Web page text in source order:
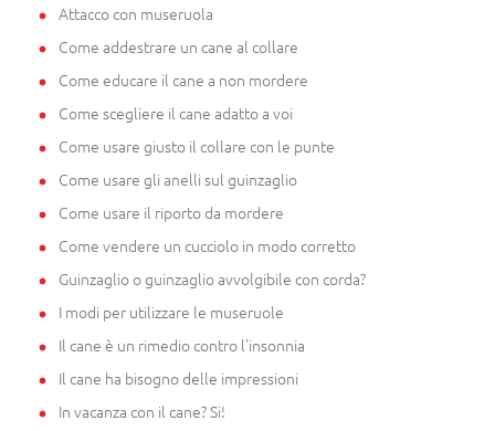
Attacco con museruola
Come addestrare un cane al collare
Come educare il cane a non mordere
Come scegliere il cane adatto a voi
Come usare giusto il collare con le punte
Come usare gli anelli sul guinzaglio
Come usare il riporto da mordere
Come vendere un cucciolo in modo corretto
Guinzaglio o guinzaglio avvolgibile con corda?
I modi per utilizzare le museruole
Il cane è un rimedio contro l'insonnia
Il cane ha bisogno delle impressioni
In vacanza con il cane? Si!